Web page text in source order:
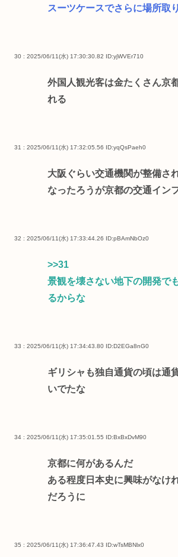
スーツケースでさらに場所取
30 : 2025/06/11(水) 17:30:30.82 ID:yjWVEr710
外国人観光客は金たくさん京
れる
31 : 2025/06/11(水) 17:32:05.56 ID:yqQsPaeh0
大阪ぐらい交通機関が整備さ
なったろうが京都の交通イン
32 : 2025/06/11(水) 17:33:44.26 ID:pBAmNbOz0
>>31
景観を壊さない地下の開発で
るからな
33 : 2025/06/11(水) 17:34:43.80 ID:D2EGa8nG0
ギリシャも独自通貨の頃は通
いでたな
34 : 2025/06/11(水) 17:35:01.55 ID:BxBxDvM90
京都に何があるんだ
ある程度日本史に興味がなけ
だろうに
35 : 2025/06/11(水) 17:36:47.43 ID:wTsMBNlx0